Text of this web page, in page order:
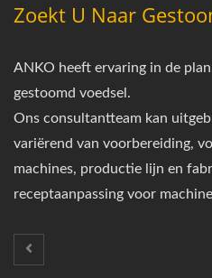
Zoekt U Naar
ANKO heeft ervaring in de
gestoomd voedsel.
Ons consultantteam kan
variërend van voorbereiding,
machines, productie lijn en
receptaanpassing voor